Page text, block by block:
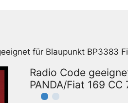
für Blaupunkt BP3383
Radio Code
PANDA/Fiat 169